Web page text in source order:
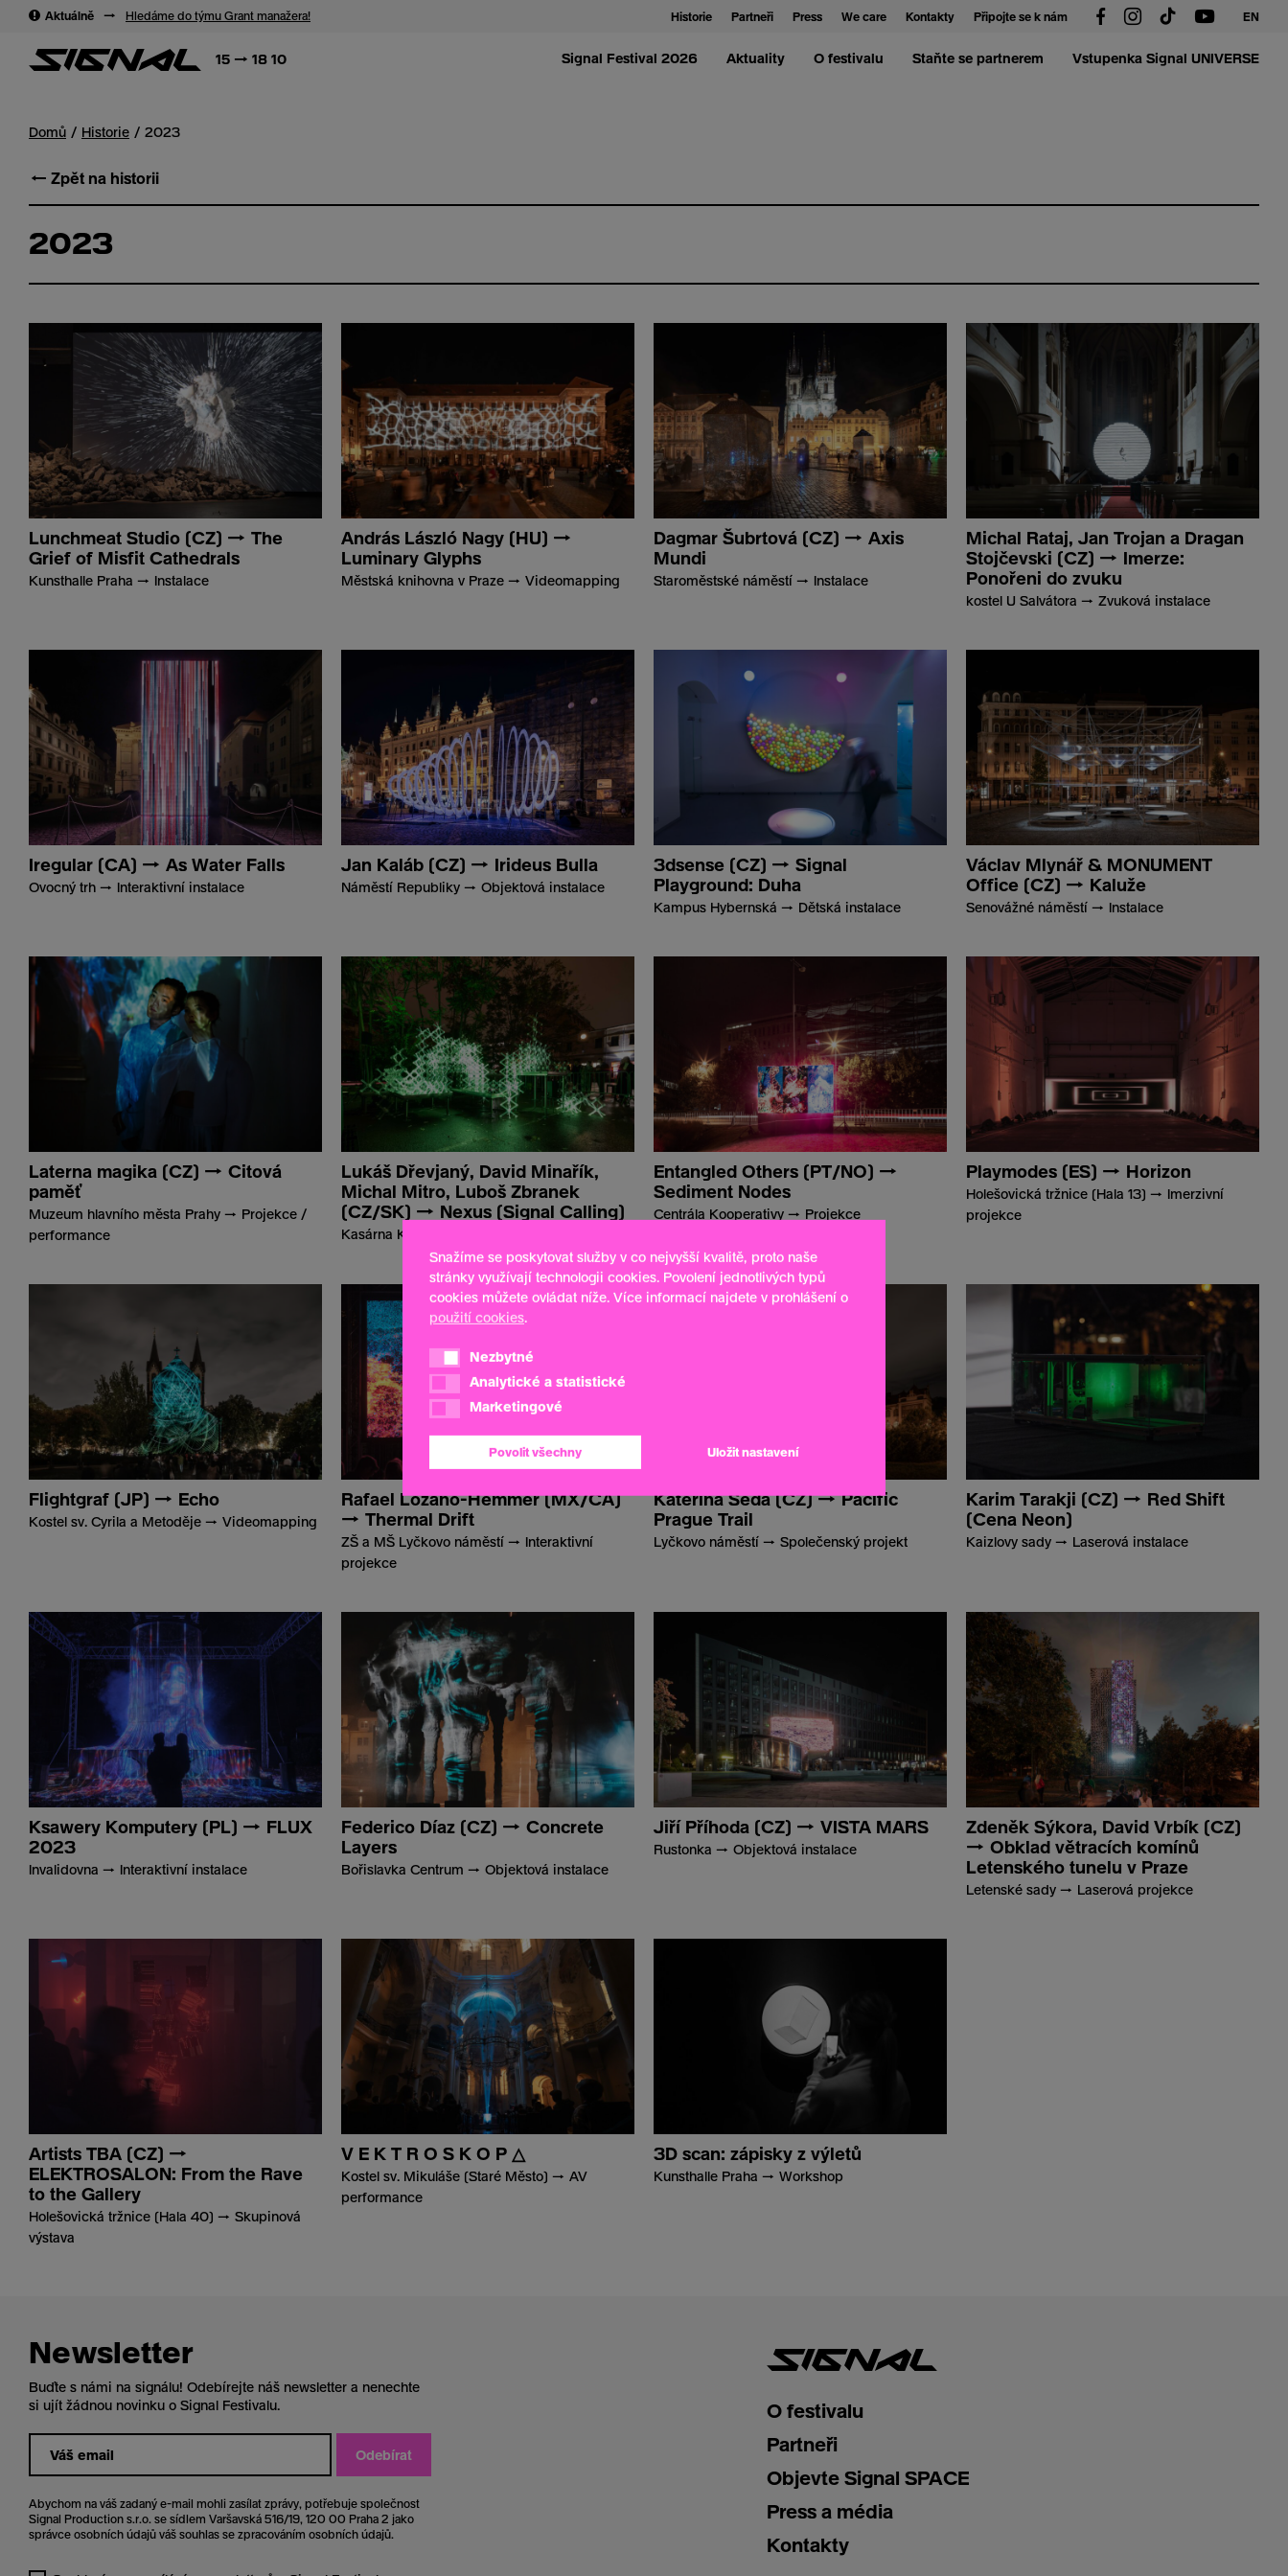
Aktuálně → Hledáme do týmu Grant manažera!
Historie
Partneři Press We care Kontakty Připojte se k nám EN
15 → 18 10 Signal Festival 2026 Aktuality O festivalu Staňte se partnerem Vstupenka Signal UNIVERSE
Domů Historie 2023
← Zpět na historii
2023
Lunchmeat Studio (CZ) → The
Grief of Misfit Cathedrals
Kunsthalle Praha → Instalace
András László Nagy (HU) →
Luminary Glyphs
Městská knihovna v Praze → Videomapping
Dagmar Šubrtová (CZ) → Axis
Mundi
Staroměstské náměstí → Instalace
Michal Rataj, Jan Trojan a Dragan
Stojčevski (CZ) → Imerze:
Ponořeni do zvuku
kostel U Salvátora → Zvuková instalace
Iregular (CA) → As Water Falls
Ovocný trh → Interaktivní instalace
Jan Kaláb (CZ) → Irideus Bulla
Náměstí Republiky → Objektová instalace
3dsense (CZ) → Signal
Playground: Duha
Kampus Hybernská → Dětská instalace
Václav Mlynář & MONUMENT
Office (CZ) → Kaluže
Senovážné náměstí → Instalace
Laterna magika (CZ) → Citová
paměť
Muzeum hlavního města Prahy → Projekce /
performance
Lukáš Dřevjaný, David Minařík,
Michal Mitro, Luboš Zbranek
(CZ/SK) → Nexus (Signal Calling)
Kasárna Karlín → Instalace
Entangled Others (PT/NO) →
Sediment Nodes
Centrála Kooperativy → Projekce
Playmodes (ES) → Horizon
Holešovická tržnice (Hala 13) → Imerzivní
projekce
Flightgraf (JP) → Echo
Kostel sv. Cyrila a Metoděje → Videomapping
Rafael Lozano-Hemmer (MX/CA)
→ Thermal Drift
ZŠ a MŠ Lyčkovo náměstí → Interaktivní
projekce
Kateřina Šedá (CZ) → Pacific
Prague Trail
Lyčkovo náměstí → Společenský projekt
Karim Tarakji (CZ) → Red Shift
(Cena Neon)
Kaizlovy sady → Laserová instalace
Ksawery Komputery (PL) → FLUX
2023
Invalidovna → Interaktivní instalace
Federico Díaz (CZ) → Concrete
Layers
Bořislavka Centrum → Objektová instalace
Jiří Příhoda (CZ) → VISTA MARS
Rustonka → Objektová instalace
Zdeněk Sýkora, David Vrbík (CZ)
→ Obklad větracích komínů
Letenského tunelu v Praze
Letenské sady → Laserová projekce
Artists TBA (CZ) →
ELEKTROSALON: From the Rave
to the Gallery
Holešovická tržnice (Hala 40) → Skupinová
výstava
V E K T R O S K O P △
Kostel sv. Mikuláše (Staré Město) → AV
performance
3D scan: zápisky z výletů
Kunsthalle Praha → Workshop
Newsletter
Buďte s námi na signálu! Odebírejte náš newsletter a nenechte
si ujít žádnou novinku o Signal Festivalu.
Odebírat
Abychom na váš zadaný e-mail mohli zasílat zprávy, potřebuje společnost
Signal Production s.r.o. se sídlem Varšavská 516/19, 120 00 Praha 2 jako
správce osobních údajů váš souhlas se zpracováním osobních údajů.
O festivalu
Partneři
Objevte Signal SPACE
Press a média
Kontakty
Snažíme se poskytovat služby v co nejvyšší kvalitě, proto naše
stránky využívají technologii cookies. Povolení jednotlivých typů
cookies můžete ovládat níže. Více informací najdete v prohlášení o
použití cookies
NezbytnéNezbytné
Analytické a statistické
Analytické a statistické
Marketingové
Marketingové
Povolit všechny Uložit nastavení